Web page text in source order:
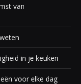
van
in je keuken
voor elke dag